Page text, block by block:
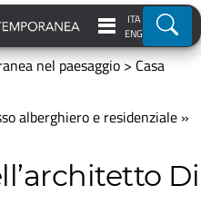
ITA
ENG
nel paesaggio>Casa
alberghiero e residenziale »
Di